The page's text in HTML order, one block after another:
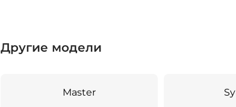
Другие модели
Master